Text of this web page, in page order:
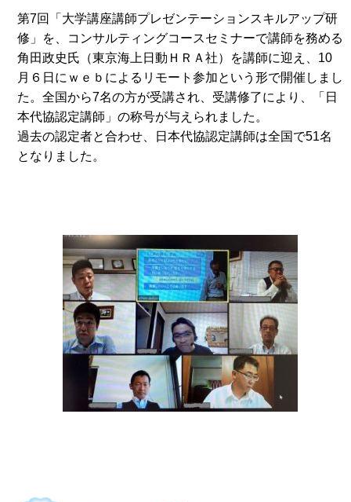
第7回「大学講座講師プレゼンテーションスキルアップ研
修」を、コンサルティングコースセミナーで講師を務める
角田政史氏（東京海上日動ＨＲＡ社）を講師に迎え、10
月６日にｗｅｂによるリモート参加という形で開催しまし
た。全国から7名の方が受講され、受講修了により、「日
本代協認定講師」の称号が与えられました。
過去の認定者と合わせ、日本代協認定講師は全国で51名
となりました。